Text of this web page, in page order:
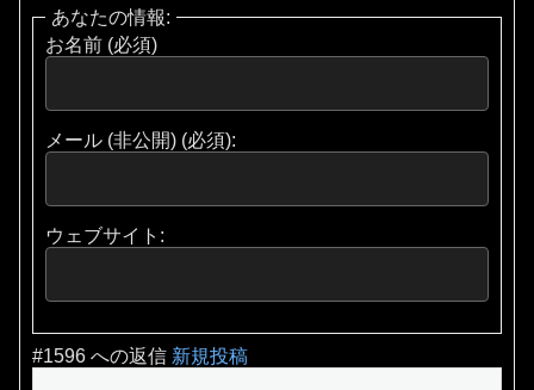
あなたの情報:
お名前 (必須)
メール (非公開) (必須):
ウェブサイト:
#1596 への返信 新規投稿